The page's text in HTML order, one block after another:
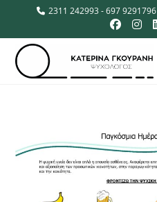
2311 242993 - 697 9291796